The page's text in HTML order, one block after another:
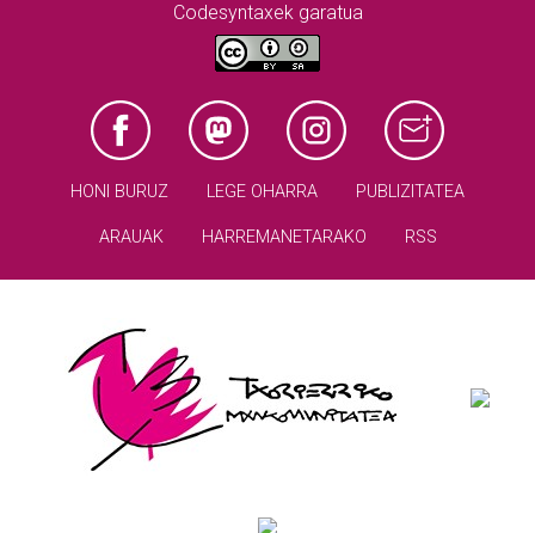
Codesyntaxek garatua
HONI BURUZ LEGE OHARRA PUBLIZITATEA
ARAUAK HARREMANETARAKO RSS